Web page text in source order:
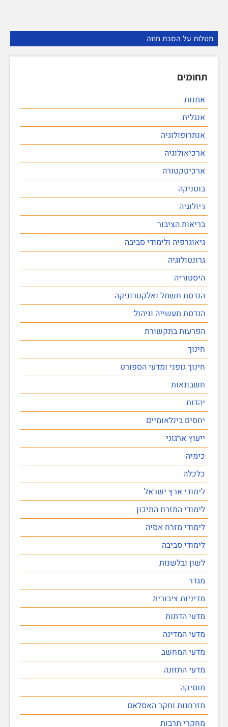
מטלות על הסבת חוזה
תחומים
אמנות
אנגלית
אנתרופולוגיה
ארכיאולוגיה
ארכיטקטורה
בוטניקה
ביולוגיה
בריאות הציבור
גיאוגרפיה ולימודי סביבה
גרונטולוגיה
היסטוריה
הנדסת חשמל ואלקטרוניקה
הנדסת תעשייה וניהול
הפרעות בתקשורת
חינוך
חינוך גופני ומדעי הספורט
חשבונאות
יהדות
יחסים בינלאומיים
ייעוץ ארגוני
כימיה
כלכלה
לימודי ארץ ישראל
לימודי המזרח התיכון
לימודי מזרח אסיה
לימודי סביבה
לשון ובלשנות
מגדר
מדיניות ציבורית
מדעי הדתות
מדעי המדינה
מדעי המחשב
מדעי התזונה
מוסיקה
מזרחנות וחקר האסלאם
מחקרי תרבות